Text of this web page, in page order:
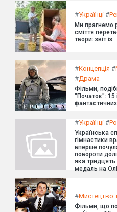
#Українці #
Ми прагнемо
сміття
твори: звіт із.
#Концепція #
#Драма
Фільми,
"Початок": 15
#Українці #
Українська
гімнастики
вперше
повороти
яка тридцять
медаль на
#Мистецтво
Фільми, що